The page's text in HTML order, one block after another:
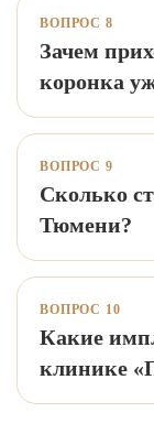
ВОПРОС 8
Зачем
коронка
ВОПРОС 9
Сколько
Тюмени?
ВОПРОС 10
Какие
клинике